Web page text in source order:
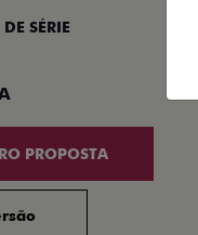
SÉRIE
PROPOSTA